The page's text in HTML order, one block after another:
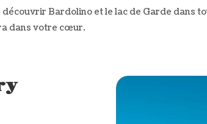
Bardolino et le lac de Garde dans
dans votre cœur.